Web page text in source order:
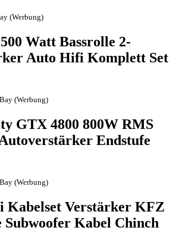
(Werbung)
Watt Bassrolle 2-
Auto Hifi Komplett Set
(Werbung)
GTX 4800 800W RMS
Endstufe
(Werbung)
Kabelset Verstärker KFZ
Subwoofer Kabel Chinch